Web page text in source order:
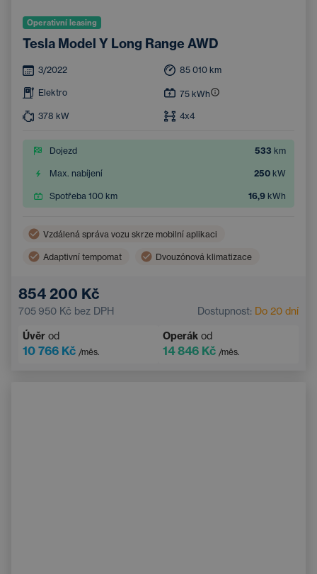
Operativní leasing
Tesla Model Y Long Range AWD
3/2022 85 010 km
Elektro 75 kWh
378 kW 4x4
Dojezd 533 km
Max. nabíjení 250 kW
Spotřeba 100 km 16,9 kWh
Vzdálená správa vozu skrze mobilní aplikaci
Adaptivní tempomat Dvouzónová klimatizace
Asistent hlídání jízdy v pruhu
Parkovací kamera Elektricky nastavitelná sedadla
854 200 Kč
705 950 Kč bez DPH Dostupnost: Do 20 dní
Úvěr od
10 766 Kč /měs.
Operák od
14 846 Kč /měs.